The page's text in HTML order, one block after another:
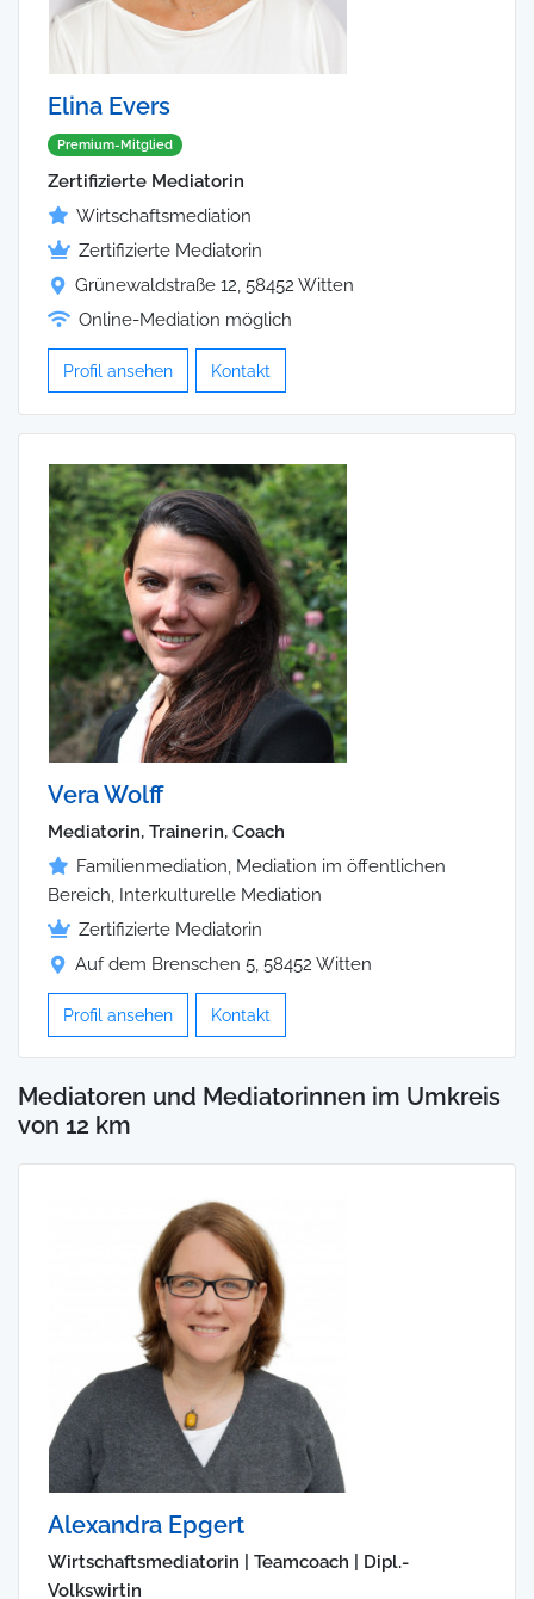
Elina Evers
Premium-Mitglied
Zertifizierte Mediatorin
Wirtschaftsmediation
Zertifizierte Mediatorin
Grünewaldstraße 12, 58452 Witten
Online-Mediation möglich
Profil ansehen Kontakt
Vera Wolff
Mediatorin, Trainerin, Coach
Familienmediation, Mediation im öffentlichen
Bereich, Interkulturelle Mediation
Zertifizierte Mediatorin
Auf dem Brenschen 5, 58452 Witten
Profil ansehen Kontakt
Mediatoren und Mediatorinnen im Umkreis
von 12 km
Alexandra Epgert
Wirtschaftsmediatorin | Teamcoach | Dipl.-
Volkswirtin